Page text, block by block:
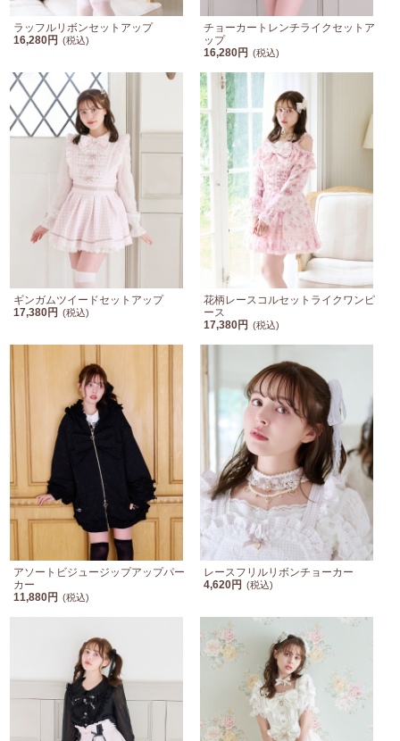
ラッフルリボンセットアップ
16,280円
(税込)
チョーカートレンチライクセットア
ップ
16,280円 (税込)
ギンガムツイードセットアップ
17,380円
(税込)
花柄レースコルセットライクワンピ
ース
17,380円 (税込)
アソートビジュージップアップパー
カー
11,880円
(税込)
レースフリルリボンチョーカー
4,620円 (税込)